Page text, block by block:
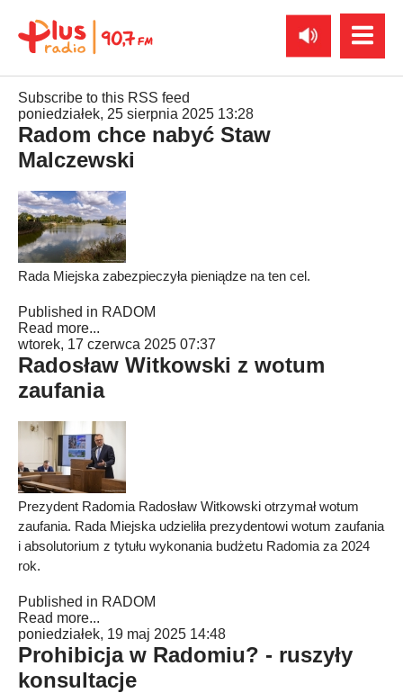
Subscribe to this RSS feed
poniedziałek, 25 sierpnia 2025 13:28
Radom chce nabyć Staw
Malczewski
Rada Miejska zabezpieczyła pieniądze na ten cel.
Published in RADOM
Read more...
wtorek, 17 czerwca 2025 07:37
Radosław Witkowski z wotum
zaufania
Prezydent Radomia Radosław Witkowski otrzymał wotum
zaufania. Rada Miejska udzieliła prezydentowi wotum zaufania
i absolutorium z tytułu wykonania budżetu Radomia za 2024
rok.
Published in RADOM
Read more...
poniedziałek, 19 maj 2025 14:48
Prohibicja w Radomiu? - ruszyły
konsultacje